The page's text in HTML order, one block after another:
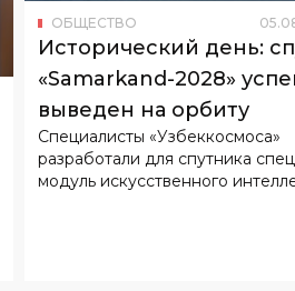
ОБЩЕСТВО 05.
Исторический день:
«Samarkand-2028»
выведен на орбиту
Специалисты «Узбеккосмоса»
разработали для спутника
модуль искусственного